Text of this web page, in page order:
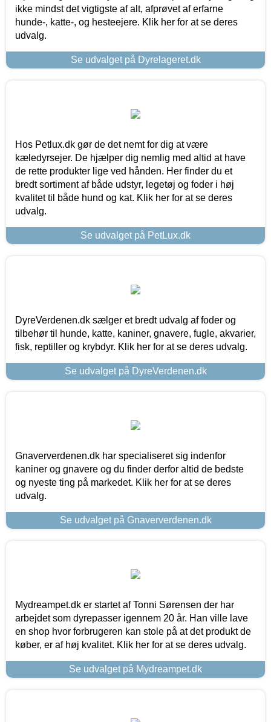
ikke mindst det vigtigste af alt, afprøvet af erfarne
hunde-, katte-, og hesteejere. Klik her for at se deres
udvalg.
Se udvalget på Dyrelageret.dk
Hos Petlux.dk gør de det nemt for dig at være
kæledyrsejer. De hjælper dig nemlig med altid at have
de rette produkter lige ved hånden. Her finder du et
bredt sortiment af både udstyr, legetøj og foder i høj
kvalitet til både hund og kat. Klik her for at se deres
udvalg.
Se udvalget på PetLux.dk
DyreVerdenen.dk sælger et bredt udvalg af foder og
tilbehør til hunde, katte, kaniner, gnavere, fugle, akvarier,
fisk, reptiller og krybdyr. Klik her for at se deres udvalg.
Se udvalget på DyreVerdenen.dk
Gnaververdenen.dk har specialiseret sig indenfor
kaniner og gnavere og du finder derfor altid de bedste
og nyeste ting på markedet. Klik her for at se deres
udvalg.
Se udvalget på Gnaververdenen.dk
Mydreampet.dk er startet af Tonni Sørensen der har
arbejdet som dyrepasser igennem 20 år. Han ville lave
en shop hvor forbrugeren kan stole på at det produkt de
køber, er af høj kvalitet. Klik her for at se deres udvalg.
Se udvalget på Mydreampet.dk